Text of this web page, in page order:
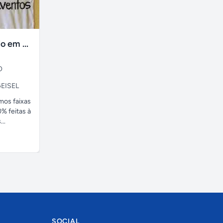
faixas no tecido em ate 24H
faixas
feitas à
SOCIAL